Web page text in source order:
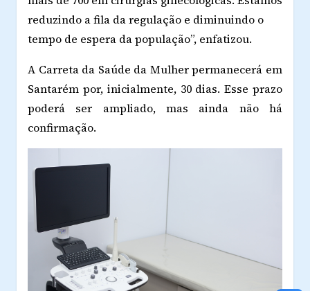
reduzindo a fila da regulação e diminuindo o
tempo de espera da população”, enfatizou.
A Carreta da Saúde da Mulher permanecerá em
Santarém por, inicialmente, 30 dias. Esse prazo
poderá ser ampliado, mas ainda não há
confirmação.